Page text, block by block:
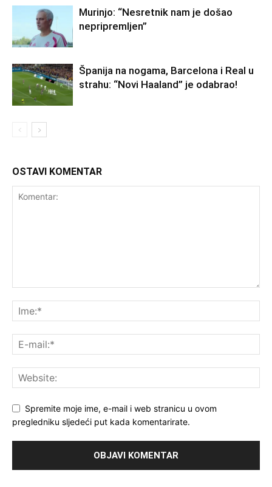
Murinjo: “Nesretnik nam je došao
nepripremljen”
Španija na nogama, Barcelona i Real u
strahu: “Novi Haaland” je odabrao!
OSTAVI KOMENTAR
Spremite moje ime, e-mail i web stranicu u ovom
pregledniku sljedeći put kada komentarirate.